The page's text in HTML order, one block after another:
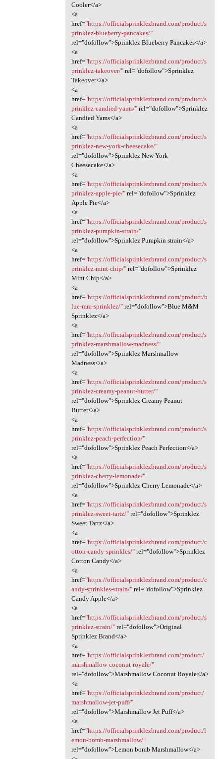
Cooler</a>
<a
href="https://officialsprinklezbrand.com/product/s
prinklez-blueberry-pancakes/"
rel="dofollow">Sprinklez Blueberry Pancakes</a>
<a
href="https://officialsprinklezbrand.com/product/s
prinklez-takeover/"rel="dofollow">Sprinklez
Takeover</a>
<a
href="https://officialsprinklezbrand.com/product/s
prinklez-candied-yams/"rel="dofollow">Sprinklez
Candied Yams</a>
<a
href="https://officialsprinklezbrand.com/product/s
prinklez-new-york-cheesecake/"
rel="dofollow">Sprinklez New York
Cheesecake</a>
<a
href="https://officialsprinklezbrand.com/product/s
prinklez-apple-pie/"rel="dofollow">Sprinklez
Apple Pie</a>
<a
href="https://officialsprinklezbrand.com/product/s
prinklez-pumpkin-strain/"
rel="dofollow">Sprinklez Pumpkin strain</a>
<a
href="https://officialsprinklezbrand.com/product/s
prinklez-mint-chip/"rel="dofollow">Sprinklez
Mint Chip</a>
<a
href="https://officialsprinklezbrand.com/product/b
lue-mm-sprinklez/"rel="dofollow">Blue M&M
Sprinklez</a>
<a
href="https://officialsprinklezbrand.com/product/s
prinklez-marshmallow-madness/"
rel="dofollow">Sprinklez Marshmallow
Madness</a>
<a
href="https://officialsprinklezbrand.com/product/s
prinklez-creamy-peanut-butter/"
rel="dofollow">Sprinklez Creamy Peanut
Butter</a>
<a
href="https://officialsprinklezbrand.com/product/s
prinklez-peach-perfection/"
rel="dofollow">Sprinklez Peach Perfection</a>
<a
href="https://officialsprinklezbrand.com/product/s
prinklez-cherry-lemonade/"
rel="dofollow">Sprinklez Cherry Lemonade</a>
<a
href="https://officialsprinklezbrand.com/product/s
prinklez-sweet-tartz/"rel="dofollow">Sprinklez
Sweet Tartz</a>
<a
href="https://officialsprinklezbrand.com/product/c
otton-candy-sprinkles/"rel="dofollow">Sprinklez
Cotton Candy</a>
<a
href="https://officialsprinklezbrand.com/product/c
andy-sprinkles-strain/"rel="dofollow">Sprinklez
Candy Apple</a>
<a
href="https://officialsprinklezbrand.com/product/s
prinklez-strain/"rel="dofollow">Original
Sprinklez Brand</a>
<a
href="https://officialsprinklezbrand.com/product/
marshmallow-coconut-royale/"
rel="dofollow">Marshmallow Coconut Royale</a>
<a
href="https://officialsprinklezbrand.com/product/
marshmallow-jet-puff/"
rel="dofollow">Marshmallow Jet Puff</a>
<a
href="https://officialsprinklezbrand.com/product/l
emon-bomb-marshmallow/"
rel="dofollow">Lemon bomb Marshmallow</a>